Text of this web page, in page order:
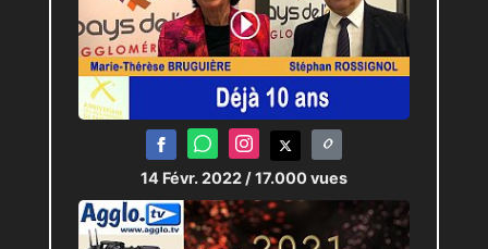
14 Févr. 2022 / 17.000 vues